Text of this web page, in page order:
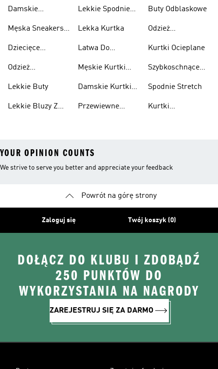
Damskie
Przewiewne
Męska Sneakersy
Dziecięce
Przewiewne
Odzież
Lekkie Buty
Lekkie Bluzy Z
Lekkie Spodnie
Lekka Kurtka
Latwa Do
Kurtki
Męskie Kurtki
Damskie Kurtki
Przewiewne
Buty Odblaskowe
Odzież
Kurtki Ocieplane
Szybkoschnące
Spodnie Stretch
Kurtki
YOUR OPINION COUNTS
We strive to serve you better and appreciate your feedback
Powrót na górę strony
Zaloguj się Twój koszyk (0)
DOŁĄCZ DO KLUBU I ZDOBĄDŹ
250 PUNKTÓW DO
WYKORZYSTANIA NA NAGRODY
ZAREJESTRUJ SIĘ ZA DARMO